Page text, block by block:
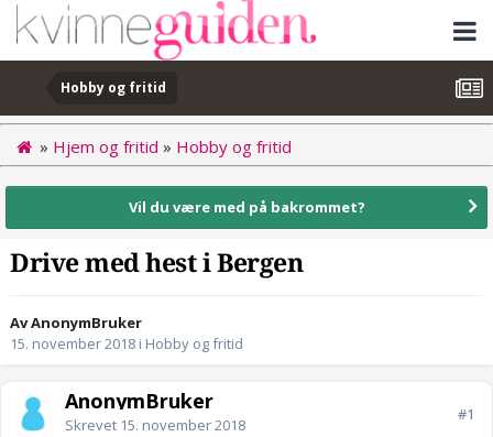
Hobby og fritid
» Hjem og fritid » Hobby og fritid
Vil du være med på bakrommet?
Drive med hest i Bergen
Av AnonymBruker
15. november 2018 i Hobby og fritid
AnonymBruker
Skrevet 15. november 2018
#1